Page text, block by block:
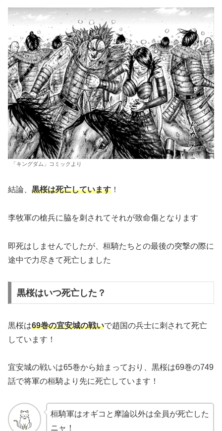
「キングダム」コミックより
結論、 黒桜は死亡しています ！
李牧軍の槍兵に脇を刺されてそれが致命傷となります
即死はしませんでしたが、桓騎たちとの最後の突撃の際に
途中で力尽きて死亡しました
黒桜はいつ死亡した？
黒桜は69巻の宜安城の戦いで趙国の兵士に刺されて死亡
しています！
宜安城の戦いは65巻から始まっており、黒桜は69巻の749
話で将軍の桓騎より先に死亡しています！
桓騎軍はオギコと摩論以外は全員が死亡した
ニャ！